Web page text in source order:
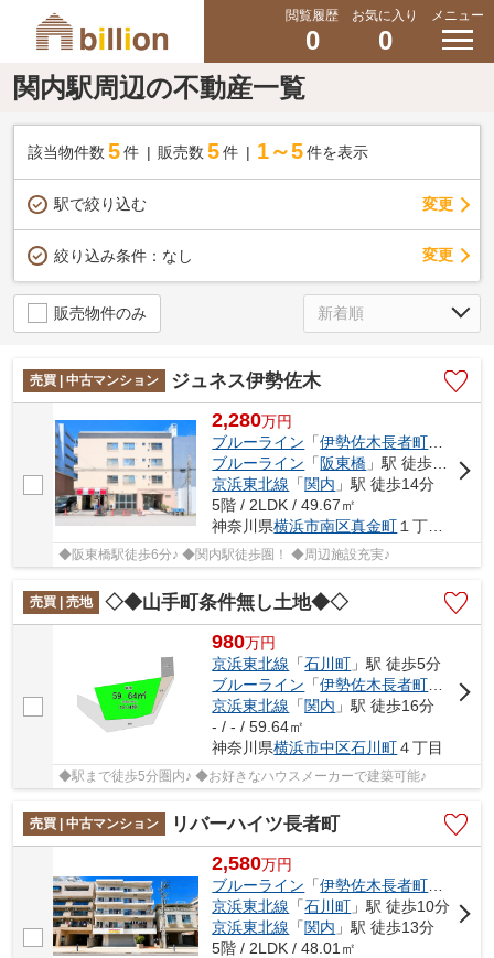
閲覧履歴
0
お気に入り
0
メニュー
関内駅周辺の不動産一覧
該当物件数 5件 販売数 5 件 1～5 件を表示
駅で絞り込む 変更
絞り込み条件： なし 変更
販売物件のみ
売買 | 中古マンション ジュネス伊勢佐木
2,280万円
ブルーライン 「伊勢佐木長者町」駅 徒
ブルーライン 「 阪東橋 」駅 徒歩6分
京浜東北線 「関内 」駅 徒歩14分
5階 / 2LDK / 49.67㎡
神奈川県横浜市南区真金町１丁目11-3
◆阪東橋駅徒歩6分♪ ◆関内駅徒歩圏！ ◆周辺施設充実♪
売買 | 売地 ◇◆山手町条件無し土地◆◇
980万円
京浜東北線 「石川町 」駅 徒歩5分
ブルーライン 「伊勢佐木長者町 」駅 徒
京浜東北線 「関内 」駅 徒歩16分
- / - / 59.64㎡
神奈川県横浜市中区石川町４丁目
◆駅まで徒歩5分圏内♪ ◆お好きなハウスメーカーで建築可能♪
売買 | 中古マンション リバーハイツ長者町
2,580万円
ブルーライン 「伊勢佐木長者町
京浜東北線 「石川町 」駅 徒歩10分
京浜東北線 「関内 」駅 徒歩13分
5階 / 2LDK / 48.01㎡